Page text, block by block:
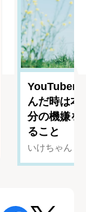
YouTuber
んだ時は
分の機嫌を
ること
いけちゃん（